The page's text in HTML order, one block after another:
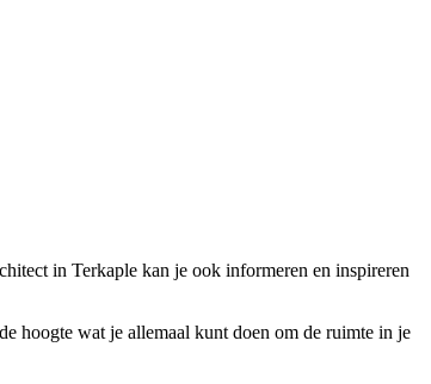
in Terkaple kan je ook informeren en inspireren
hoogte wat je allemaal kunt doen om de ruimte in je